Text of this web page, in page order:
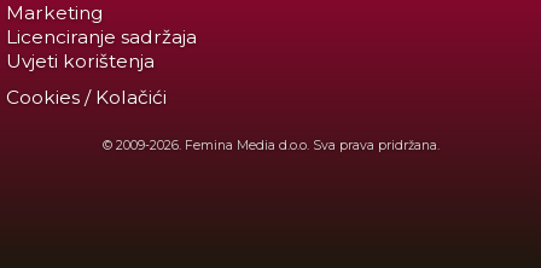
Marketing
Licenciranje sadržaja
Uvjeti korištenja
Cookies / Kolačići
© 2009-2026. Femina Media d.o.o. Sva prava pridržana.